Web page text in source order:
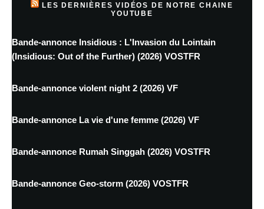
LES DERNIÈRES VIDÉOS DE NOTRE CHAINE
YOUTUBE
Bande-annonce Insidious : L'Invasion du Lointain
(Insidious: Out of the Further) (2026) VOSTFR
Bande-annonce violent night 2 (2026) VF
Bande-annonce La vie d'une femme (2026) VF
Bande-annonce Rumah Singgah (2026) VOSTFR
Bande-annonce Geo-storm (2026) VOSTFR